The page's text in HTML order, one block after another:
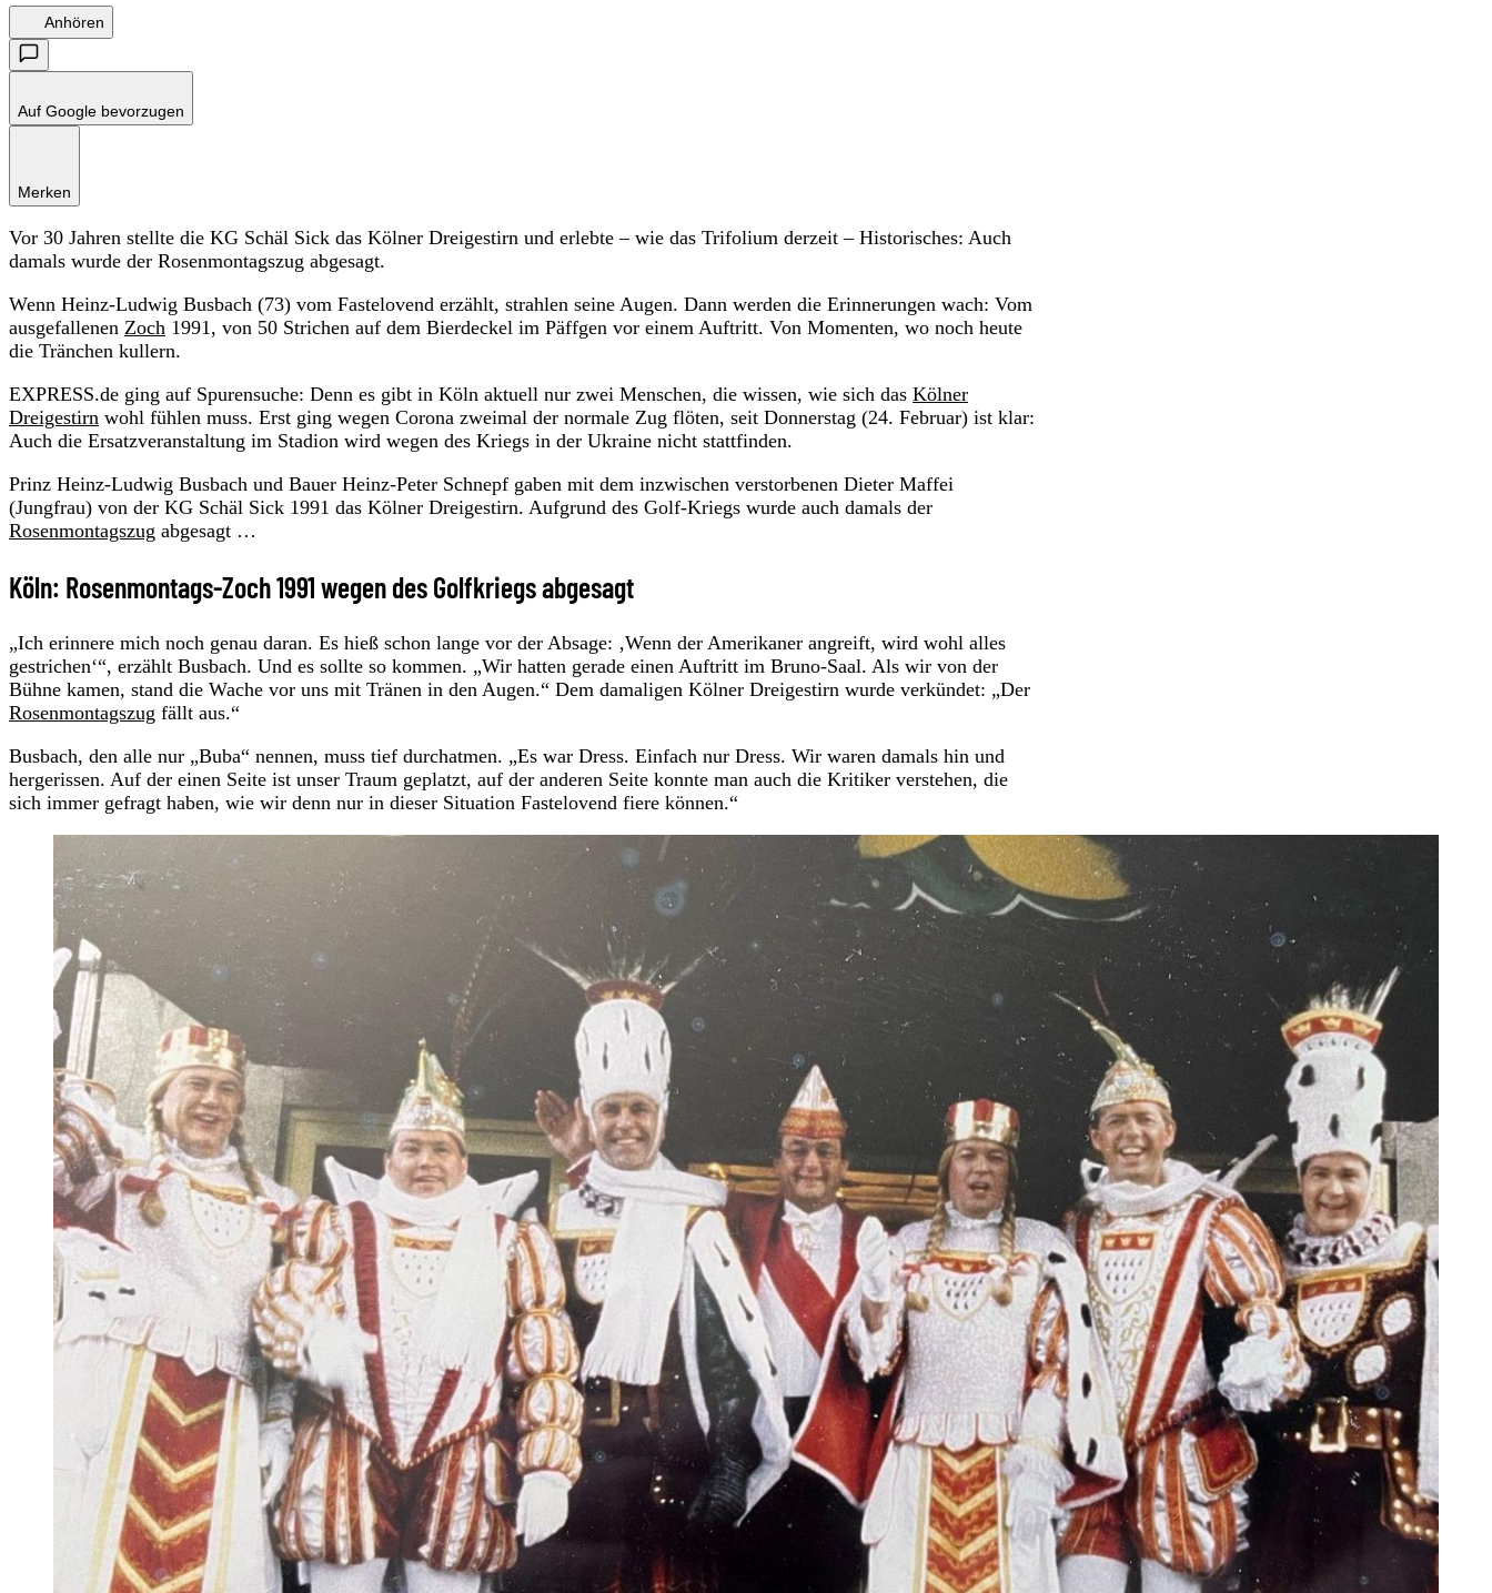
Anhören
Auf Google bevorzugen
Merken
Vor 30 Jahren stellte die KG Schäl Sick das Kölner Dreigestirn und erlebte – wie das Trifolium derzeit – Historisches: Auch
damals wurde der Rosenmontagszug abgesagt.
Wenn Heinz-Ludwig Busbach (73) vom Fastelovend erzählt, strahlen seine Augen. Dann werden die Erinnerungen wach: Vom
ausgefallenen Zoch 1991, von 50 Strichen auf dem Bierdeckel im Päffgen vor einem Auftritt. Von Momenten, wo noch heute
die Tränchen kullern.
EXPRESS.de ging auf Spurensuche: Denn es gibt in Köln aktuell nur zwei Menschen, die wissen, wie sich das Kölner
Dreigestirn wohl fühlen muss. Erst ging wegen Corona zweimal der normale Zug flöten, seit Donnerstag (24. Februar) ist klar:
Auch die Ersatzveranstaltung im Stadion wird wegen des Kriegs in der Ukraine nicht stattfinden.
Prinz Heinz-Ludwig Busbach und Bauer Heinz-Peter Schnepf gaben mit dem inzwischen verstorbenen Dieter Maffei
(Jungfrau) von der KG Schäl Sick 1991 das Kölner Dreigestirn. Aufgrund des Golf-Kriegs wurde auch damals der
Rosenmontagszug abgesagt …
Köln: Rosenmontags-Zoch 1991 wegen des Golfkriegs abgesagt
„Ich erinnere mich noch genau daran. Es hieß schon lange vor der Absage: ‚Wenn der Amerikaner angreift, wird wohl alles
gestrichen‘“, erzählt Busbach. Und es sollte so kommen. „Wir hatten gerade einen Auftritt im Bruno-Saal. Als wir von der
Bühne kamen, stand die Wache vor uns mit Tränen in den Augen.“ Dem damaligen Kölner Dreigestirn wurde verkündet: „Der
Rosenmontagszug fällt aus.“
Busbach, den alle nur „Buba“ nennen, muss tief durchatmen. „Es war Dress. Einfach nur Dress. Wir waren damals hin und
hergerissen. Auf der einen Seite ist unser Traum geplatzt, auf der anderen Seite konnte man auch die Kritiker verstehen, die
sich immer gefragt haben, wie wir denn nur in dieser Situation Fastelovend fiere können.“